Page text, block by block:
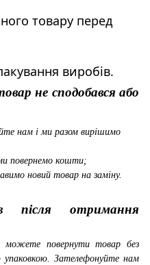
товару перед
виробів.
не сподобався або
нам і ми разом вирішимо
повернемо кошти;
новий товар на заміну.
після отримання
можете повернути товар без
упаковкою. Зателефонуйте нам